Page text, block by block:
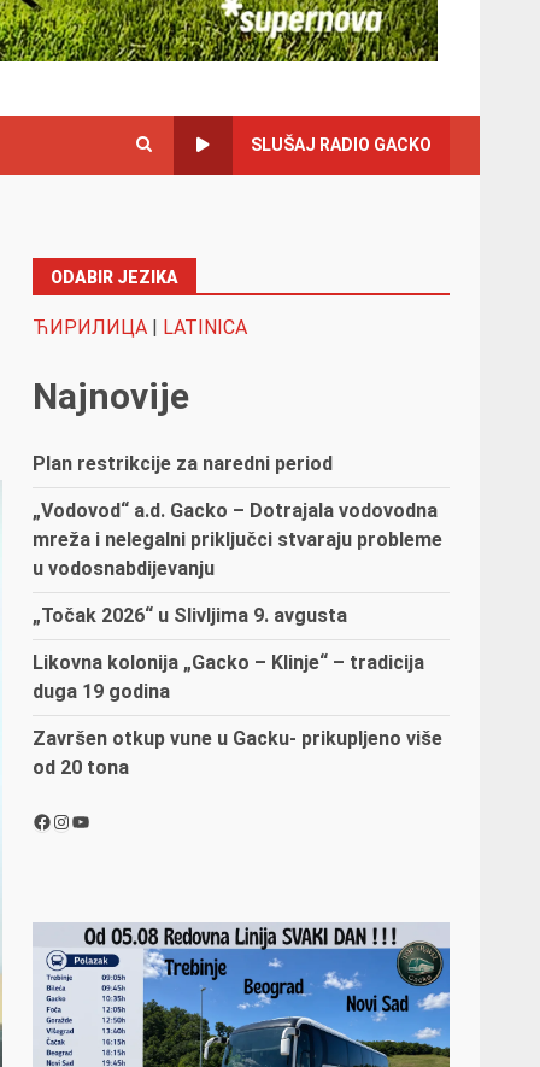
SLUŠAJ RADIO GACKO
ODABIR JEZIKA
ЋИРИЛИЦА | LATINICA
Najnovije
Plan restrikcije za naredni period
„Vodovod“ a.d. Gacko – Dotrajala vodovodna
mreža i nelegalni priključci stvaraju probleme
u vodosnabdijevanju
„Točak 2026“ u Slivljima 9. avgusta
Likovna kolonija „Gacko – Klinje“ – tradicija
duga 19 godina
Završen otkup vune u Gacku- prikupljeno više
od 20 tona
Facebook
Instagram
YouTube